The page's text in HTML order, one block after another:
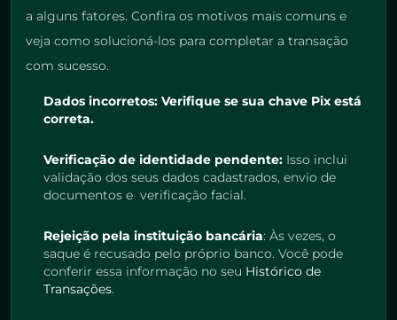
a alguns fatores. Confira os motivos mais comuns e
veja como solucioná-los para completar a transação
com sucesso.
Dados incorretos: Verifique se sua chave Pix está
correta.
Verificação de identidade pendente: Isso inclui
validação dos seus dados cadastrados, envio de
documentos e verificação facial.
Rejeição pela instituição bancária: Às vezes, o
saque é recusado pelo próprio banco. Você pode
conferir essa informação no seu Histórico de
Transações.